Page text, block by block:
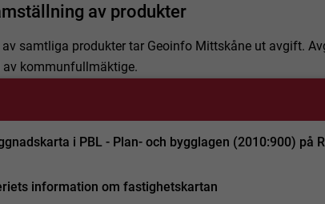
av produkter
samtliga produkter tar Geoinfo Mittskåne ut avgift.
kommunfullmäktige.
i PBL - Plan- och bygglagen (2010:900) på
information om fastighetskartan